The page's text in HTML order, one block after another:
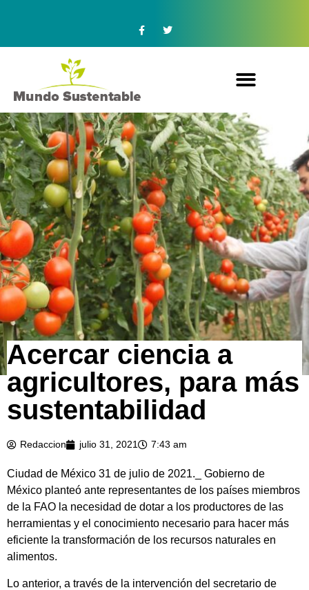
Acercar ciencia a
agricultores, para más
sustentabilidad
Redaccion julio 31, 2021 7:43 am
Ciudad de México 31 de julio de 2021._ Gobierno de
México planteó ante representantes de los países miembros
de la FAO la necesidad de dotar a los productores de las
herramientas y el conocimiento necesario para hacer más
eficiente la transformación de los recursos naturales en
alimentos.
Lo anterior, a través de la intervención del secretario de